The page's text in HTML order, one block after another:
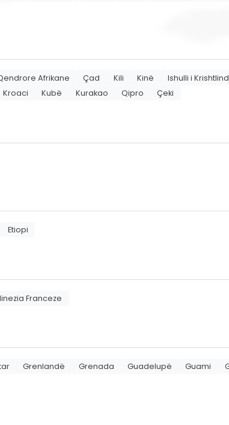
Afrikane Çad Kili Kinë Ishulli i
Kroaci Kubë Kurakao Qipro Çeki
Etiopi
Franceze
Grenlandë Grenada Guadelupë Guami